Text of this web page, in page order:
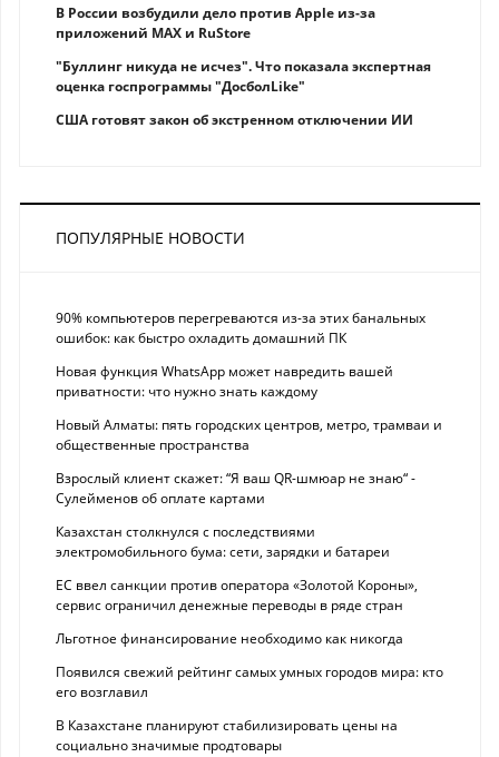
В России возбудили дело против Apple из-за
приложений MAX и RuStore
"Буллинг никуда не исчез". Что показала экспертная
оценка госпрограммы "ДосболLike"
США готовят закон об экстренном отключении ИИ
ПОПУЛЯРНЫЕ НОВОСТИ
90% компьютеров перегреваются из-за этих банальных
ошибок: как быстро охладить домашний ПК
Новая функция WhatsApp может навредить вашей
приватности: что нужно знать каждому
Новый Алматы: пять городских центров, метро, трамваи и
общественные пространства
Взрослый клиент скажет: “Я ваш QR-шмюар не знаю“ -
Сулейменов об оплате картами
Казахстан столкнулся с последствиями
электромобильного бума: сети, зарядки и батареи
ЕС ввел санкции против оператора «Золотой Короны»,
сервис ограничил денежные переводы в ряде стран
Льготное финансирование необходимо как никогда
Появился свежий рейтинг самых умных городов мира: кто
его возглавил
В Казахстане планируют стабилизировать цены на
социально значимые продтовары